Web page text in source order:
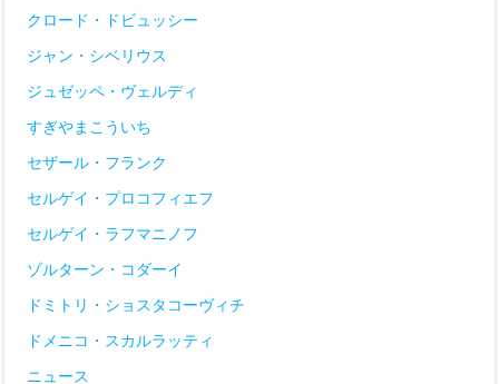
クロード・ドビュッシー
ジャン・シベリウス
ジュゼッペ・ヴェルディ
すぎやまこういち
セザール・フランク
セルゲイ・プロコフィエフ
セルゲイ・ラフマニノフ
ゾルターン・コダーイ
ドミトリ・ショスタコーヴィチ
ドメニコ・スカルラッティ
ニュース